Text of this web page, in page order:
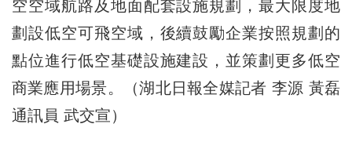
空空域航路及地面配套設施規劃，最大限度地
劃設低空可飛空域，後續鼓勵企業按照規劃的
點位進行低空基礎設施建設，並策劃更多低空
商業應用場景。（湖北日報全媒記者 李源 黃磊
通訊員 武交宣）